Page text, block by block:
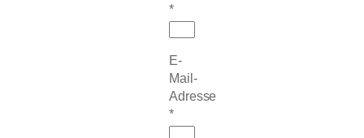
*
E-
Mail-
Adresse
*